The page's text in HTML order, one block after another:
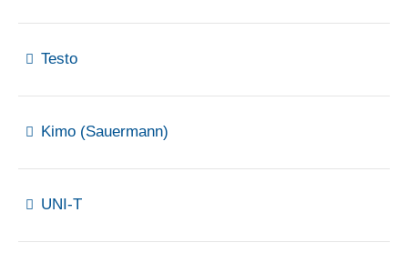
Testo
Kimo (Sauermann)
UNI-T